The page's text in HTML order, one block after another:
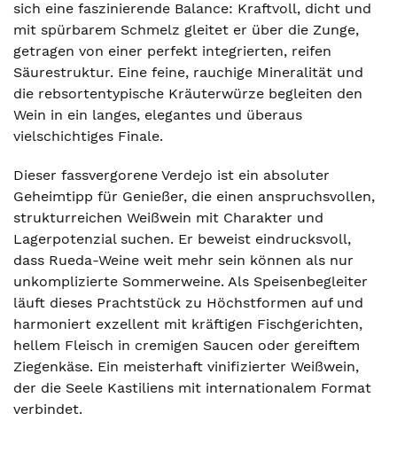
sich eine faszinierende Balance: Kraftvoll, dicht und
mit spürbarem Schmelz gleitet er über die Zunge,
getragen von einer perfekt integrierten, reifen
Säurestruktur. Eine feine, rauchige Mineralität und
die rebsortentypische Kräuterwürze begleiten den
Wein in ein langes, elegantes und überaus
vielschichtiges Finale.
Dieser fassvergorene Verdejo ist ein absoluter
Geheimtipp für Genießer, die einen anspruchsvollen,
strukturreichen Weißwein mit Charakter und
Lagerpotenzial suchen. Er beweist eindrucksvoll,
dass Rueda-Weine weit mehr sein können als nur
unkomplizierte Sommerweine. Als Speisenbegleiter
läuft dieses Prachtstück zu Höchstformen auf und
harmoniert exzellent mit kräftigen Fischgerichten,
hellem Fleisch in cremigen Saucen oder gereiftem
Ziegenkäse. Ein meisterhaft vinifizierter Weißwein,
der die Seele Kastiliens mit internationalem Format
verbindet.